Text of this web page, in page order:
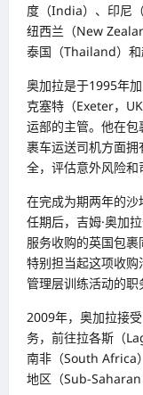
度（India）、印尼
纽西兰（New
泰国（Thailand）和
奥加拉是于1995年
克塞特（Exeter，
运部的主管。他在
裹车运送司机方面
全，评估意外风险和
在完成为期两年的
任期后，吉姆·奥加
服务收购的英国包
特别担当起这项收
管理层训练活动的职
2009年，奥加拉接
务，前往拉各斯（
南非（South Africa
地区（Sub-Saharan